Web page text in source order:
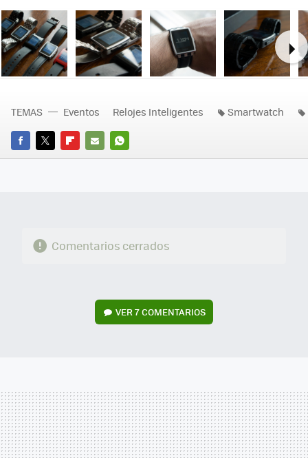
FACEBOOK
TWITTERFLIPBOARD
E-
WHATSAPP
TEMAS Eventos Relojes Inteligentes Smartwatch
Comentarios cerrados
VER7 COMENTARIOS